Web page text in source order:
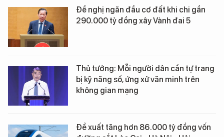
Đề nghị ngăn đầu cơ đất khi chi gần
290.000 tỷ đồng xây Vành đai 5
Thủ tướng: Mỗi người dân cần tự trang
bị kỹ năng số, ứng xử văn minh trên
không gian mạng
Đề xuất tăng hơn 86.000 tỷ đồng vốn